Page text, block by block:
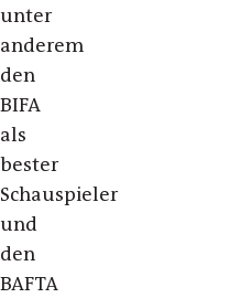
unter
anderem
den
BIFA
als
bester
Schauspieler
und
den
BAFTA